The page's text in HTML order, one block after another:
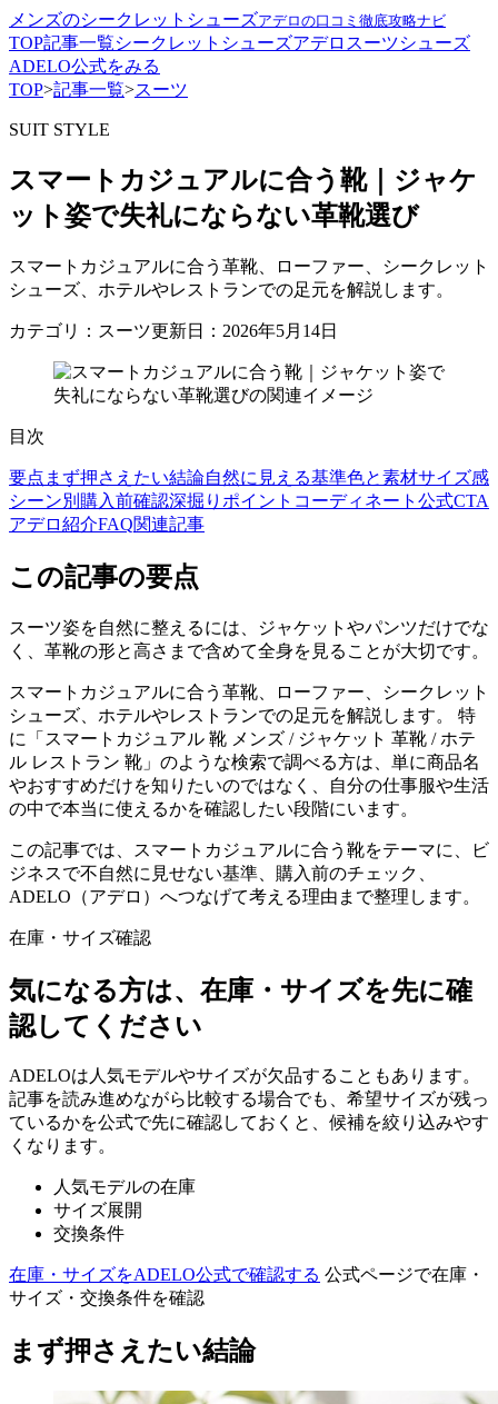
メンズのシークレットシューズアデロの口コミ徹底攻略ナビ
TOP記事一覧シークレットシューズアデロ スーツシューズ
ADELO公式をみる
TOP>記事一覧>スーツ
SUIT STYLE
スマートカジュアルに合う靴｜ジャケ
ット姿で失礼にならない革靴選び
スマートカジュアルに合う革靴、ローファー、シークレット
シューズ、ホテルやレストランでの足元を解説します。
カテゴリ：スーツ更新日：2026年5月14日
目次
要点 まず押さえたい結論自然に見える基準色と素材サイズ感
シーン別 購入前確認深掘りポイント コーディネート 公式CTA
アデロ紹介FAQ関連記事
この記事の要点
スーツ姿を自然に整えるには、ジャケットやパンツだけでな
く、革靴の形と高さまで含めて全身を見ることが大切です。
スマートカジュアルに合う革靴、ローファー、シークレット
シューズ、ホテルやレストランでの足元を解説します。 特
に「スマートカジュアル 靴 メンズ / ジャケット 革靴 / ホテ
ル レストラン 靴」のような検索で調べる方は、単に商品名
やおすすめだけを知りたいのではなく、自分の仕事服や生活
の中で本当に使えるかを確認したい段階にいます。
この記事では、スマートカジュアルに合う靴をテーマに、ビ
ジネスで不自然に見せない基準、購入前のチェック、
ADELO（アデロ）へつなげて考える理由まで整理します。
在庫・サイズ確認
気になる方は、在庫・サイズを先に確
認してください
ADELOは人気モデルやサイズが欠品することもあります。
記事を読み進めながら比較する場合でも、希望サイズが残っ
ているかを公式で先に確認しておくと、候補を絞り込みやす
くなります。
人気モデルの在庫
サイズ展開
交換条件
在庫・サイズをADELO公式で確認する 公式ページで在庫・
サイズ・交換条件を確認
まず押さえたい結論